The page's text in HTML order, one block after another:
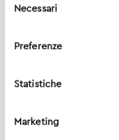
delNecessari
Preferenze
Statistiche
Marketing